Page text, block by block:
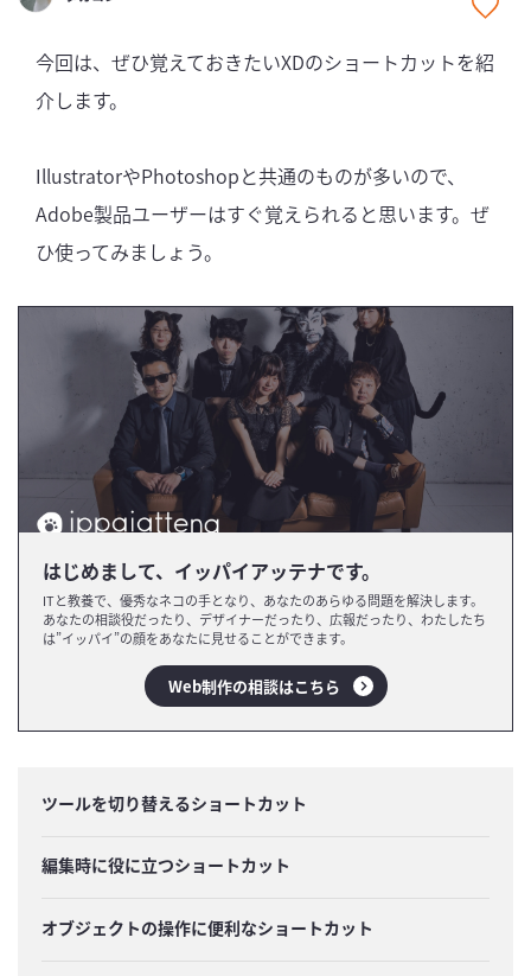
今回は、ぜひ覚えておきたいXDのショートカットを紹
介します。
IllustratorやPhotoshopと共通のものが多いので、
Adobe製品ユーザーはすぐ覚えられると思います。ぜ
ひ使ってみましょう。
はじめまして、イッパイアッテナです。
ITと教養で、優秀なネコの手となり、あなたのあらゆる問題を解決します。
あなたの相談役だったり、デザイナーだったり、広報だったり、わたしたち
は”イッパイ”の顔をあなたに見せることができます。
Web制作の相談はこちら
ツールを切り替えるショートカット
編集時に役に立つショートカット
オブジェクトの操作に便利なショートカット